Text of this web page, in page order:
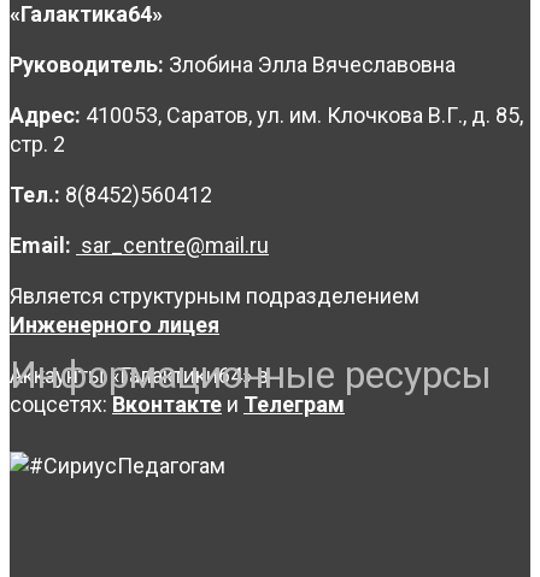
«Галактика64»
Руководитель: Злобина Элла Вячеславовна
Адрес: 410053, Саратов, ул. им. Клочкова В.Г., д. 85,
стр. 2
Тел.: 8(8452)560412
Email: sar_centre@mail.ru
Является структурным подразделением
Инженерного лицея
Аккаунты «Галактики64» в
соцсетях: Вконтакте и Телеграм
Информационные ресурсы